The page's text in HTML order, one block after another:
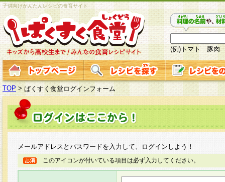
子供向けかんたんレシピの食育サイト
(例)トマト 豚肉
TOP > ぱくすく食堂ログインフォーム
メールアドレスとパスワードを入力して、ログインしよう！
このアイコンが付いている項目は必ず入力してください。